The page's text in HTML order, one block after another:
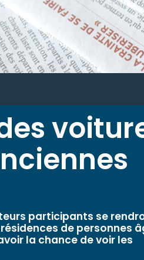
participants se
de personnes
la chance de voir les